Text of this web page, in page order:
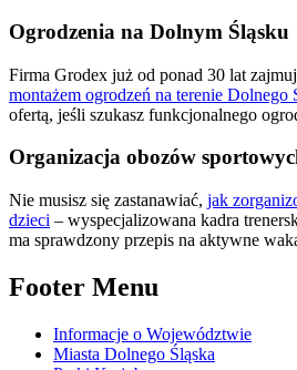
Ogrodzenia na Dolnym Śląsku
Firma Grodex już od ponad 30 lat
montażem ogrodzeń na terenie Dolnego
ofertą, jeśli szukasz funkcjonalnego
Organizacja obozów
Nie musisz się zastanawiać, jak
dzieci – wyspecjalizowana kadra
ma sprawdzony przepis na aktywne
Footer Menu
Informacje o Województwie
Miasta Dolnego Śląska